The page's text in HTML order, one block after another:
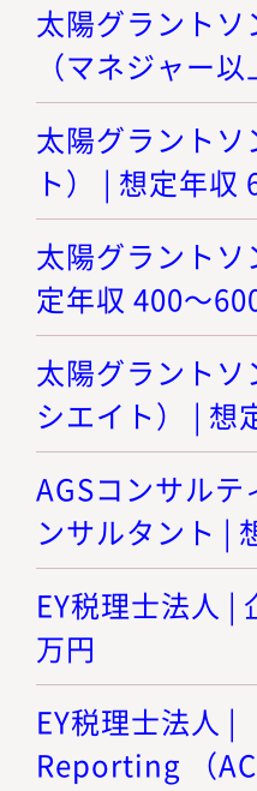
太陽グラント
（マネジャー
太陽グラント
ト） | 想定年収
太陽グラント
定年収 400～
太陽グラント
シエイト） | 想
AGSコンサルテ
ンサルタント |
EY税理士法人 |
万円
EY税理士法人
Reporting （